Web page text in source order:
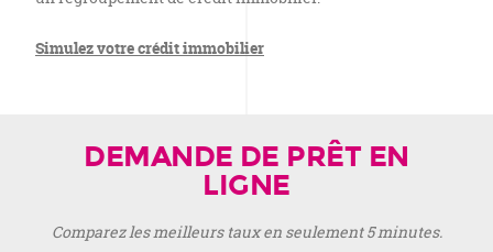
Simulez votre crédit immobilier
DEMANDE DE PRÊT EN
LIGNE
Comparez les meilleurs taux en seulement 5 minutes.